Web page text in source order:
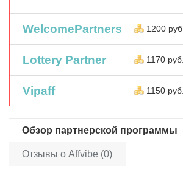
WelcomePartners 1200 руб.
Lottery Partner 1170 руб.
Vipaff 1150 руб.
Обзор партнерской программы
Отзывы о Affvibe (0)